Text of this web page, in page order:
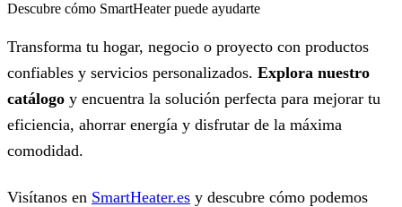
Descubre cómo SmartHeater puede ayudarte
Transforma tu hogar, negocio o proyecto con productos
confiables y servicios personalizados. Explora nuestro
catálogo y encuentra la solución perfecta para mejorar tu
eficiencia, ahorrar energía y disfrutar de la máxima
comodidad.
Visítanos en SmartHeater.es y descubre cómo podemos